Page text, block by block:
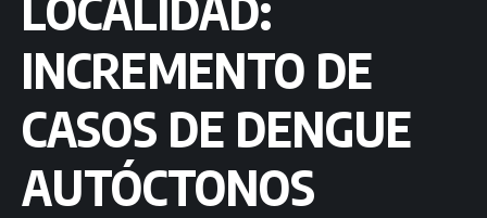
INCREMENTO DE
CASOS DE DENGUE
AUTÓCTONOS